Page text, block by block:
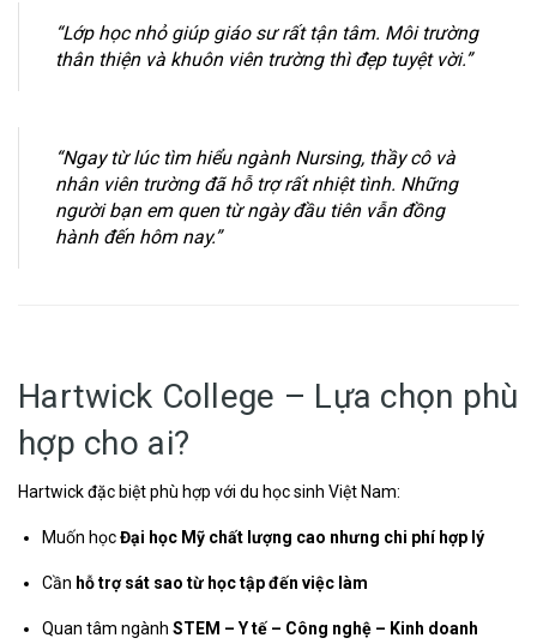
“Lớp học nhỏ giúp giáo sư rất tận tâm. Môi trường
thân thiện và khuôn viên trường thì đẹp tuyệt vời.”
“Ngay từ lúc tìm hiểu ngành Nursing, thầy cô và
nhân viên trường đã hỗ trợ rất nhiệt tình. Những
người bạn em quen từ ngày đầu tiên vẫn đồng
hành đến hôm nay.”
Hartwick College – Lựa chọn phù
hợp cho ai?
Hartwick đặc biệt phù hợp với du học sinh Việt Nam:
Muốn họcĐại học Mỹ chất lượng cao nhưng chi phí hợp lý
Cần hỗ trợ sát sao từ học tập đến việc làm
Quan tâm ngành STEM – Y tế – Công nghệ – Kinh doanh